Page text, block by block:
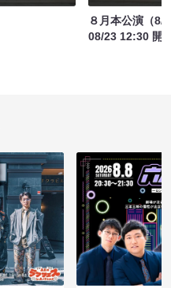
８月本公演（8/
08/23 12:30 開